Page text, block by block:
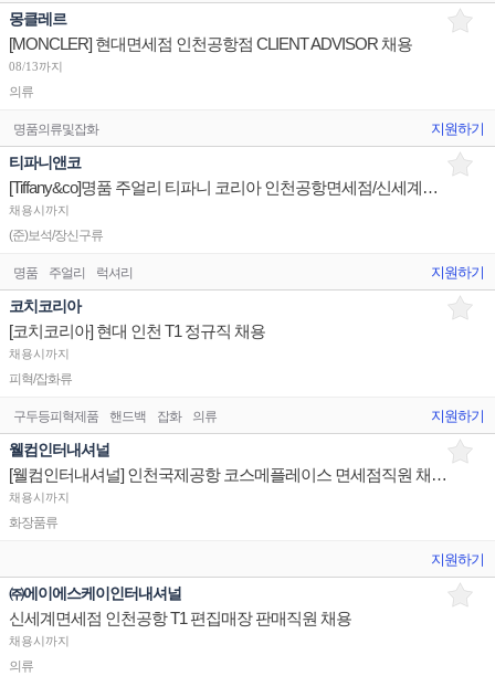
몽클레르
[MONCLER] 현대면세점 인천공항점 CLIENT ADVISOR 채용
08/13까지
의류
명품의류및잡화 지원하기
티파니앤코
[Tiffany&co]명품 주얼리 티파니 코리아 인천공항면세점/신세계광주/신세계하남 판매사원 채용
채용시까지
(준)보석/장신구류
명품 주얼리 럭셔리 지원하기
코치코리아
[코치코리아] 현대 인천 T1 정규직 채용
채용시까지
피혁/잡화류
구두등피혁제품 핸드백 잡화 의류 지원하기
웰컴인터내셔널
[웰컴인터내셔널] 인천국제공항 코스메플레이스 면세점직원 채용공고
채용시까지
화장품류
지원하기
㈜에이에스케이인터내셔널
신세계면세점 인천공항 T1 편집매장 판매직원 채용
채용시까지
의류